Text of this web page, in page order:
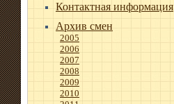
Контактная информация
Архив смен
2005
2006
2007
2008
2009
2010